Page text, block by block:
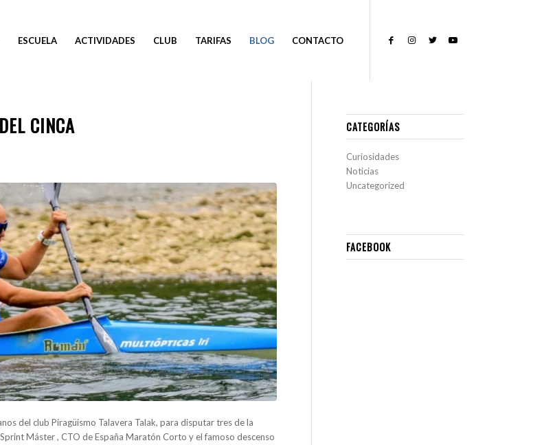
ESCUELA ACTIVIDADES CLUB TARIFAS BLOG CONTACTO
CINCA
del club Piragüismo Talavera Talak, para disputar tres de la
Máster , CTO de España Maratón Corto y el famoso descenso
CATEGORÍAS
Curiosidades
Noticias
Uncategorized
FACEBOOK